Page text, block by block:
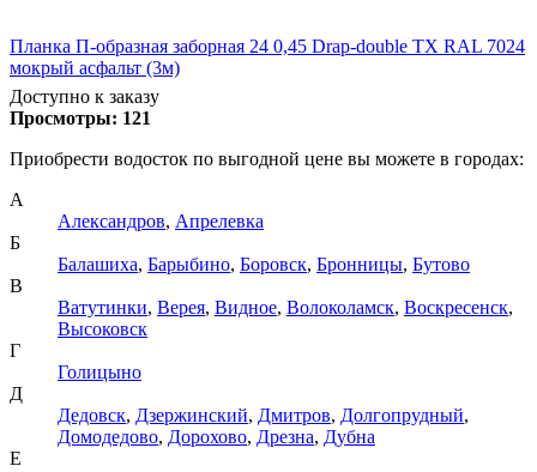
Планка П-образная заборная 24 0,45 Drap-double TX RAL 7024
мокрый асфальт (3м)
Доступно к заказу
Просмотры: 121
Приобрести водосток по выгодной цене вы можете в городах:
А
Александров, Апрелевка
Б
Балашиха, Барыбино, Боровск, Бронницы, Бутово
В
Ватутинки, Верея, Видное, Волоколамск, Воскресенск,
Высоковск
Г
Голицыно
Д
Дедовск, Дзержинский, Дмитров, Долгопрудный,
Домодедово, Дорохово, Дрезна, Дубна
Е